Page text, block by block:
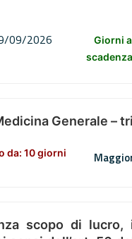
09/2026
Giorni
Generale –
da: 10 giorni
scopo di lucro,